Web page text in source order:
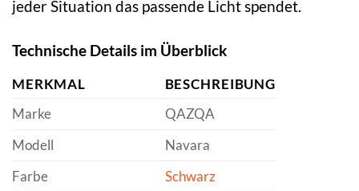
jeder Situation das passende Licht spendet.
Technische Details im Überblick
MERKMAL
BESCHREIBUNG
Marke
QAZQA
Modell
Navara
Farbe
Schwarz